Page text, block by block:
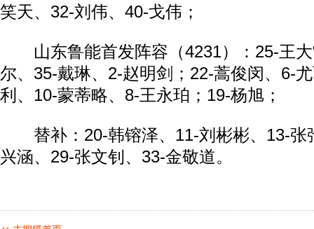
笑天、32-刘伟、40-戈伟；
山东鲁能首发阵容（4231）：25-王大
尔、35-戴琳、2-赵明剑；22-蒿俊闵、6-
利、10-蒙蒂略、8-王永珀；19-杨旭；
替补：20-韩镕泽、11-刘彬彬、13-张
兴涵、29-张文钊、33-金敬道。